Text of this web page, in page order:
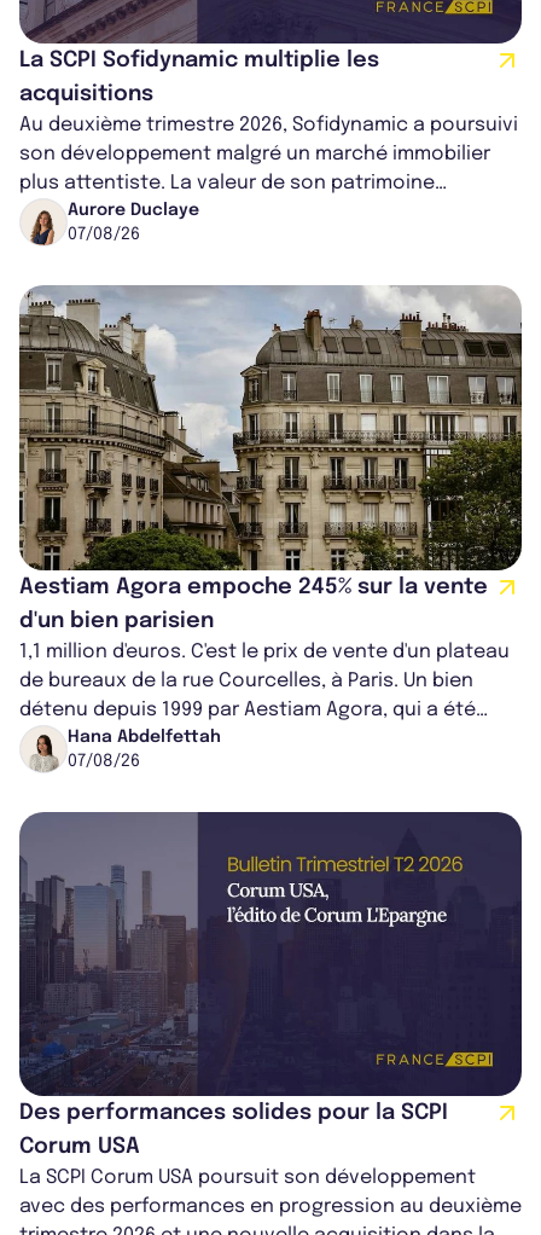
La SCPI Sofidynamic multiplie les
acquisitions
Au deuxième trimestre 2026, Sofidynamic a poursuivi
son développement malgré un marché immobilier
plus attentiste. La valeur de son patrimoine
progresse de 3,8% à périmètre constan...
Aurore Duclaye
07/08/26
Aestiam Agora empoche 245% sur la vente
d'un bien parisien
1,1 million d'euros. C'est le prix de vente d'un plateau
de bureaux de la rue Courcelles, à Paris. Un bien
détenu depuis 1999 par Aestiam Agora, qui a été
cédé avec une plus-value...
Hana Abdelfettah
07/08/26
Des performances solides pour la SCPI
Corum USA
La SCPI Corum USA poursuit son développement
avec des performances en progression au deuxième